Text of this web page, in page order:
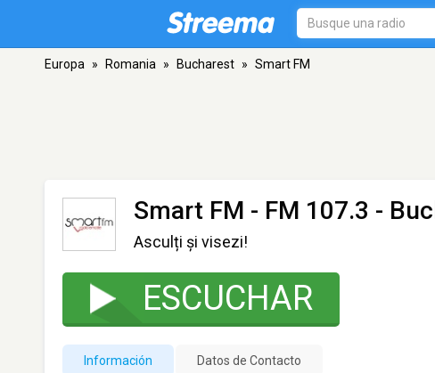
Europa » Romania » Bucharest » Smart FM
Smart FM - FM 107.3 -
Asculți și visezi!
ESCUCHAR
Información Datos de Contacto